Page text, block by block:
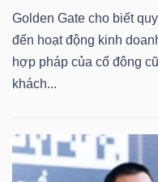
Golden Gate cho biết
đến hoạt động kinh
hợp pháp của cổ đông
khách...
Mã
chứng
khoán
(-)
Lãnh